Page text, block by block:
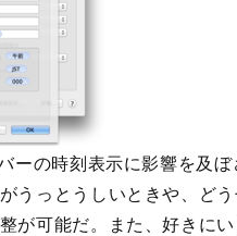
ーの時刻表示に影響を及
うっとうしいときや、ど
が可能だ。また、好きに